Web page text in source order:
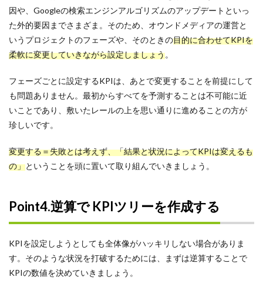
因や、Googleの検索エンジンアルゴリズムのアップデートといっ
た外的要因までさまざま。そのため、オウンドメディアの運営と
いうプロジェクトのフェーズや、そのときの目的に合わせてKPIを
柔軟に変更していきながら設定しましょう。
フェーズごとに設定するKPIは、あとで変更することを前提にして
も問題ありません。最初からすべてを予測することは不可能に近
いことであり、敷いたレールの上を思い通りに進めることの方が
珍しいです。
変更する＝失敗とは考えず、「結果と状況によってKPIは変えるも
の」ということを頭に置いて取り組んでいきましょう。
Point4.逆算で KPIツリーを作成する
KPIを設定しようとしても全体像がハッキリしない場合がありま
す。そのような状況を打破するためには、まずは逆算することで
KPIの数値を決めていきましょう。